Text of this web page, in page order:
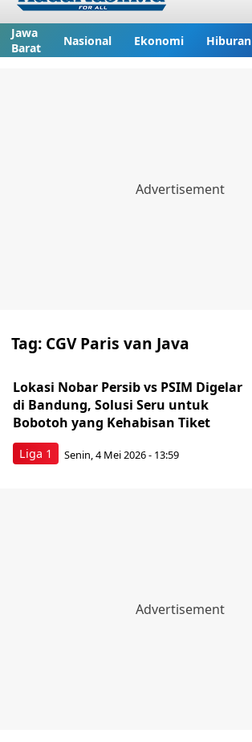
Jawa
Barat
Nasional Ekonomi Hiburan
Tag: CGV Paris van Java
Liga 1
Lokasi Nobar Persib vs PSIM Digelar
di Bandung, Solusi Seru untuk
Bobotoh yang Kehabisan Tiket
Senin, 4 Mei 2026 - 13:59